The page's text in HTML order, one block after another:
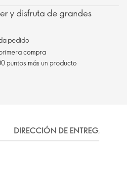
y disfruta de grandes
pedido
compra
puntos más un producto
DIRECCIÓN DE ENTREGA